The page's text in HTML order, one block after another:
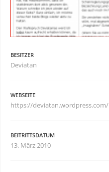
BESITZER
Deviatan
WEBSEITE
https://deviatan.wordpress.com/
BEITRITTSDATUM
13. März 2010